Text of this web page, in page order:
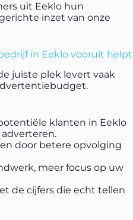
uit Eeklo hun
inzet van onze
in Eeklo vooruit helpt
juiste plek levert vaak
klanten in Eeklo
door betere opvolging
meer focus op uw
de cijfers die echt tellen